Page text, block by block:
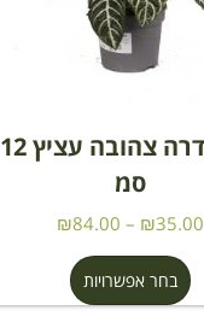
אפלנדרה צהובה עציץ 12
סמ
₪35.00
–
₪84.00
בחר אפשרויות